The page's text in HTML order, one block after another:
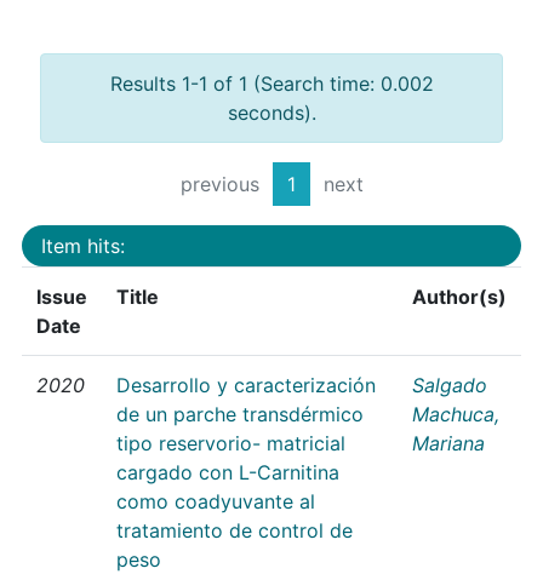
Results 1-1 of 1 (Search time: 0.002
seconds).
previous 1 next
Item hits:
Issue
Date
Title Author(s)
2020
Desarrollo y caracterización
de un parche transdérmico
tipo reservorio- matricial
cargado con L-Carnitina
como coadyuvante al
tratamiento de control de
peso
Salgado
Machuca,
Mariana